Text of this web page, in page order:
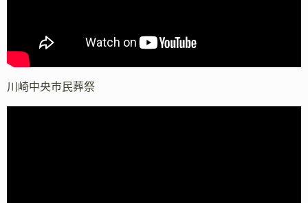
川崎中央市民葬祭